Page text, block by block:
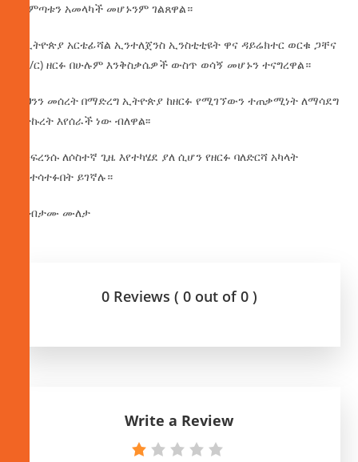
መምጣቱን አመላካች መሆኑንም ገልጸዋል።
የኢትዮጵያ አርቴፊሻል ኢንተለጀንስ ኢንስቲቲዩት ዋና ዳይሬክተር ወርቁ ጋቸና
(ዶ/ር) ዘርፉ በሁሉም እንቅስቃሴዎች ውስጥ ወሳኝ መሆኑን ተናግረዋል።
ይህንን መሰረት በማድረግ ኢትዮጵያ ከዘርፉ የሚገኘውን ተጠቃሚነት ለማሳደግ
በትኩረት እየሰራች ነው ብለዋል፡፡
ኮንፍረንሱ ለሶስተኛ ጊዜ እየተካሄደ ያለ ሲሆን የዘርፉ ባለድርሻ አካላት
እየተሳተፉበት ይገኛሉ።
በሃብታሙ ሙለታ
0 Reviews ( 0 out of 0 )
Write a Review